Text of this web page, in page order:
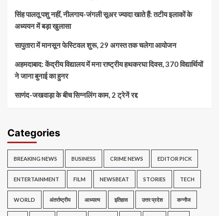
सिंह पालतू पशु नहीं, नीलगाय-जंगली सूअर ज्यादा खाते हैं: तटीय इलाकों के
अध्ययन में बड़ा खुलासा
सापुतारा में मानसून फेस्टिवल शुरू, 29 अगस्त तक चलेगा आयोजन
अहमदाबाद: केंद्रीय विद्यालय में मना राष्ट्रीय हथकरघा दिवस, 370 विद्यार्थियों
ने जाना बुनाई का हुनर
साणंद-जखवाड़ा के बीच सिग्नलिंग काम, 2 ट्रेनें रद्द
Categories
BREAKING NEWS BUSINESS CRIME NEWS EDITOR PICK
ENTERTAINMENT FILM NEWSBEAT STORIES TECH
WORLD अंतर्राष्ट्रीय आध्यात्म इतिहास उत्तर प्रदेश कन्नौज